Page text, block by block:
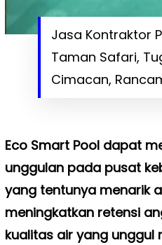
Jasa Kontraktor
Taman Safari,
Cimacan,
Eco Smart Pool dapat
unggulan pada pusat
yang tentunya menarik
meningkatkan retensi
kualitas air yang unggul